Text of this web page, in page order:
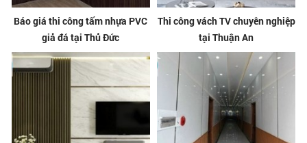
Báo giá thi công tấm nhựa PVC
giả đá tại Thủ Đức
Thi công vách TV chuyên nghiệp
tại Thuận An